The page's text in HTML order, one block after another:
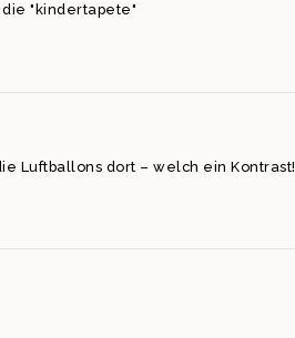
"kindertapete"
Luftballons dort – welch ein Kontrast!